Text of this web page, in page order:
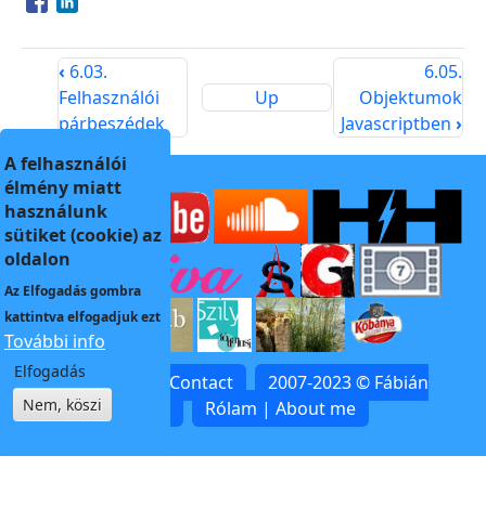
Opens in a new window
Opens in a new window
‹ 6.03.
Felhasználói
párbeszédek
Up
6.05.
Objektumok
Javascriptben›
Kapcsolat | Contact
2007-2023 © Fábián
Rólam | About me
A felhasználói
élmény miatt
használunk
sütiket (cookie) az
oldalon
Az Elfogadásgombra
kattintva elfogadjuk ezt
További info
Elfogadás
Nem, köszi